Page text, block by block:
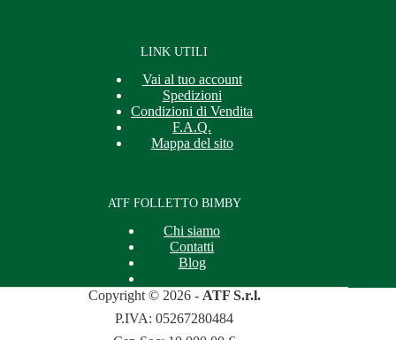
LINK UTILI
Vai al tuo account
Spedizioni
Condizioni di Vendita
F.A.Q.
Mappa del sito
ATF FOLLETTO BIMBY
Chi siamo
Contatti
Blog
Copyright © 2026 - ATF S.r.l.
P.IVA: 05267280484